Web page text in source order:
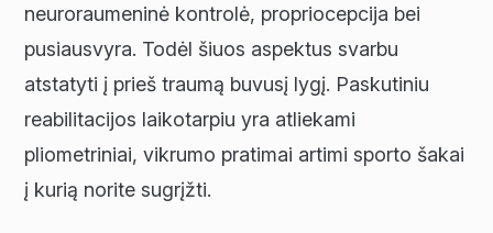
neuroraumeninė kontrolė, propriocepcija bei
pusiausvyra. Todėl šiuos aspektus svarbu
atstatyti į prieš traumą buvusį lygį. Paskutiniu
reabilitacijos laikotarpiu yra atliekami
pliometriniai, vikrumo pratimai artimi sporto šakai
į kurią norite sugrįžti.